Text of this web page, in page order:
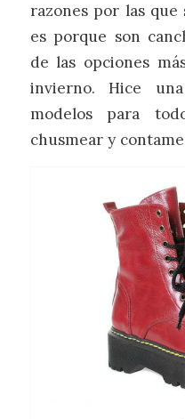
razones por las
es porque son
de las opciones
invierno. Hice
modelos para
chusmear y